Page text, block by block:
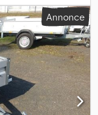
1 830 mm, hauteur
totale:1 960 mm,
plateau surélevé
total: 1 500 kg,
à inertie, châssis
d’erreurs et de
Annonce